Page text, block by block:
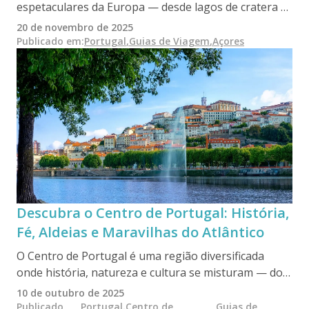
espetaculares da Europa — desde lagos de cratera e
vales termais a falésias, cascatas e vida selvagem
oceânica. Explore os melhores locais para visitar, os
melhores trilhos, passeios imperdíveis e os
destaques de cada uma das nove ilhas.
20 de novembro de 2025
Publicado em:Portugal,Guias de Viagem,Açores
Descubra o Centro de Portugal: História,
Fé, Aldeias e Maravilhas do Atlântico
O Centro de Portugal é uma região diversificada
onde história, natureza e cultura se misturam — dos
castelos e universidades às praias, montanhas e
rotas de peregrinação. Estende-se de Aveiro à Serra
10 de outubro de 2025